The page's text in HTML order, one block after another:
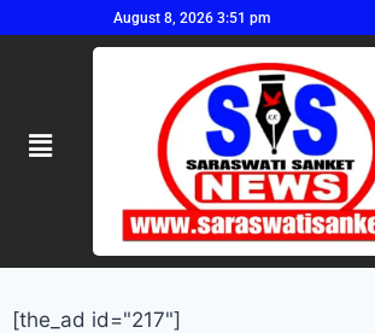
August 8, 2026 3:51 pm
[the_ad id="217"]